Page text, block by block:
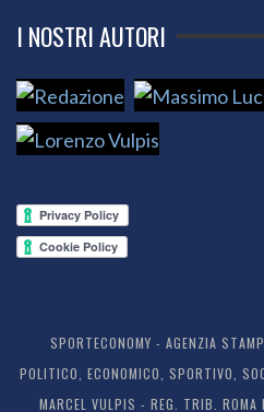
I NOSTRI AUTORI
SPORTECONOMY - AGENZIA
POLITICO, ECONOMICO, SPORTIVO,
MARCEL VULPIS - REG. TRIB.